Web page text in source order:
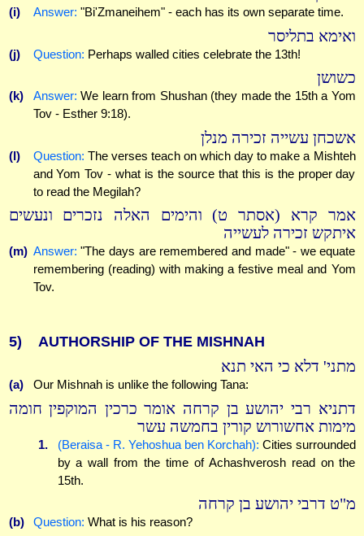
(i) Answer: "Bi'Zmaneihem" - each has its own separate time.
ואימא בתליסר
(j) Question: Perhaps walled cities celebrate the 13th!
כשושן
(k) Answer: We learn from Shushan (they made the 15th a Yom
Tov - Esther 9:18).
אשכחן עשייה זכירה מנלן
(l) Question: The verses teach on which day to make a Mishteh
and Yom Tov - what is the source that this is the proper day
to read the Megilah?
אמר קרא (אסתר ט) והימים האלה נזכרים ונעשים
איתקש זכירה לעשייה
(m) Answer: "The days are remembered and made" - we equate
remembering (reading) with making a festive meal and Yom
Tov.
5) AUTHORSHIP OF THE MISHNAH
מתני' דלא כי האי תנא
(a) Our Mishnah is unlike the following Tana:
דתניא רבי יהושע בן קרחה אומר כרכין המוקפין חומה
מימות אחשורוש קורין בחמשה עשר
1. (Beraisa - R. Yehoshua ben Korchah): Cities surrounded
by a wall from the time of Achashverosh read on the
15th.
מ"ט דרבי יהושע בן קרחה
(b) Question: What is his reason?